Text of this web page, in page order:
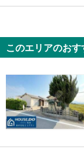
このエリアのお